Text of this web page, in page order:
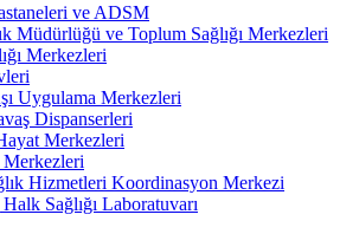
ve ADSM
Müdürlüğü ve Toplum Sağlığı Merkezleri
Merkezleri
Uygulama Merkezleri
Dispanserleri
Merkezleri
Hizmetleri Koordinasyon Merkezi
Sağlığı Laboratuvarı